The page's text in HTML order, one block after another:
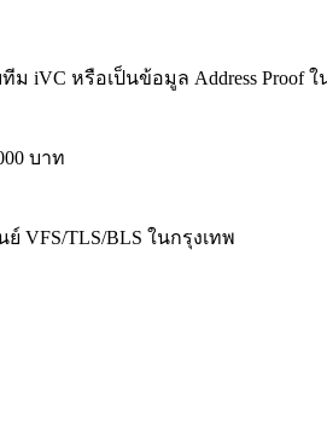
หรือเป็นข้อมูล Address Proof ใ
บาท
VFS/TLS/BLS ในกรุงเทพ